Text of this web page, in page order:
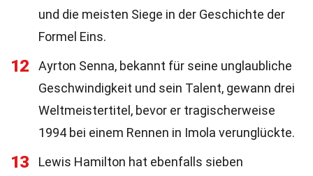
und die meisten Siege in der Geschichte der
Formel Eins.
12
Ayrton Senna, bekannt für seine unglaubliche
Geschwindigkeit und sein Talent, gewann drei
Weltmeistertitel, bevor er tragischerweise
1994 bei einem Rennen in Imola verunglückte.
13
Lewis Hamilton hat ebenfalls sieben